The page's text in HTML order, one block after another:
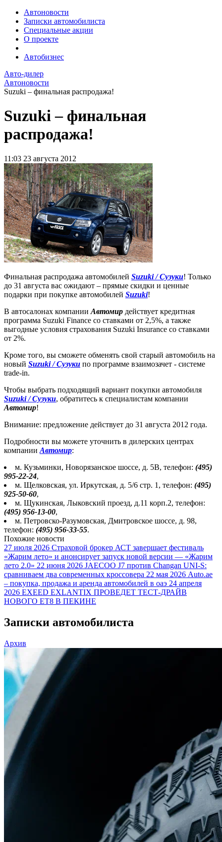
Автоновости
Записки автомобилиста
Специальные акции
О проекте
Автобизнес
Авто-дилер
Автоновости
Suzuki – финальная распродажа!
Suzuki – финальная
распродажа!
11:03 23 августа 2012
Финальная распродажа автомобилей Suzuki / Сузуки! Только
до 31 августа вас ожидают – прямые скидки и ценные
подарки при покупке автомобилей Suzuki!
В автосалонах компании Автомир действует кредитная
программа Suzuki Finance со ставками от 2,5%, а также
выгодные условия страхования Suzuki Insurance со ставками
от 2%.
Кроме того, вы сможете обменять свой старый автомобиль на
новый Suzuki / Сузуки по программе взаимозачет - системе
trade-in.
Чтобы выбрать подходящий вариант покупки автомобиля
Suzuki / Сузуки, обратитесь к специалистам компании
Автомир!
Внимание: предложение действует до 31 августа 2012 года.
Подробности вы можете уточнить в дилерских центрах
компании Автомир:
м. Кузьминки, Новорязанское шоссе, д. 5В, телефон: (495)
995-22-24,
м. Щелковская, ул. Иркутская, д. 5/6 стр. 1, телефон: (495)
925-50-60,
м. Щукинская, Лыковский проезд, д.11 корп.2, телефон:
(495) 956-13-00,
м. Петровско-Разумовская, Дмитровское шоссе, д. 98,
телефон: (495) 956-33-55.
Похожие новости
27 июля 2026 Страховой брокер АСТ завершает фестиваль
«Жарим лето» и анонсирует запуск новой версии — «Жарим
лето 2.0» 22 июня 2026 JAECOO J7 против Changan UNI-S:
сравниваем два современных кроссовера 22 мая 2026 Auto.ae
– покупка, продажа и аренда автомобилей в оаэ 24 апреля
2026 EXEED EXLANTIX ПРОВЕДЕТ ТЕСТ-ДРАЙВ
НОВОГО ET8 В ПЕКИНЕ
Записки автомобилиста
Архив